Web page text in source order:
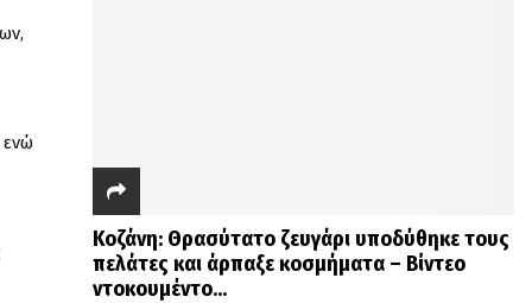
ενώ
Κοζάνη: Θρασύτατο ζευγάρι υποδύθηκε τους
πελάτες και άρπαξε κοσμήματα – Βίντεο
ντοκουμέντο...